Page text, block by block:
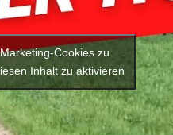
Cookies zu
Inhalt zu aktivieren